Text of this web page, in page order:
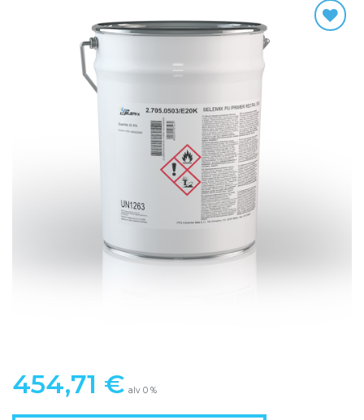
454,71 € alv 0 %